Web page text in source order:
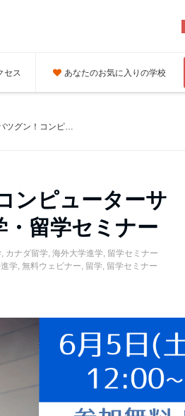
セス あなたのお気に入りの学校
6/5（土）将来性バツグン！コンピューターサイエンス学を目指す海外進学・留学セミナー
ンピューターサ
留学セミナー
, カナダ留学, 海外大学進学, 留学セミナー
学, 無料ウェビナー, 留学, 留学セミナー